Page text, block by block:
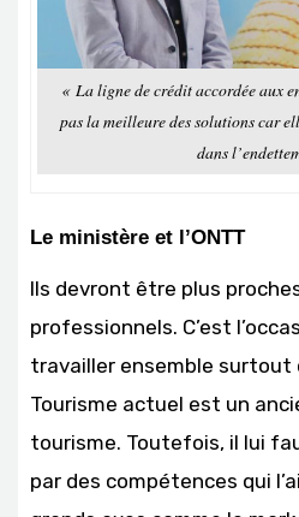
« La ligne de crédit accordée aux
pas la meilleure des solutions car
dans
Le ministère et l’ONTT
Ils devront être plus
professionnels. C’est
travailler ensemble surtout
Tourisme actuel est un
tourisme. Toutefois, il lui
par des compétences qui